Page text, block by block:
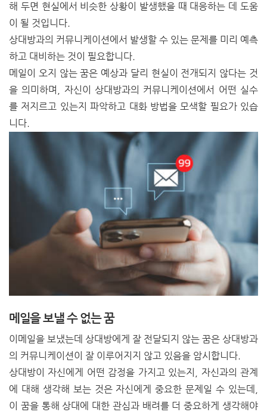
해 두면 현실에서 비슷한 상황이 발생했을 때 대응하는 데 도움
이 될 것입니다.
상대방과의 커뮤니케이션에서 발생할 수 있는 문제를 미리 예측
하고 대비하는 것이 필요합니다.
메일이 오지 않는 꿈은 예상과 달리 현실이 전개되지 않다는 것
을 의미하며, 자신이 상대방과의 커뮤니케이션에서 어떤 실수
를 저지르고 있는지 파악하고 대화 방법을 모색할 필요가 있습
니다.
메일을 보낼 수 없는 꿈
이메일을 보냈는데 상대방에게 잘 전달되지 않는 꿈은 상대방과
의 커뮤니케이션이 잘 이루어지지 않고 있음을 암시합니다.
상대방이 자신에게 어떤 감정을 가지고 있는지, 자신과의 관계
에 대해 생각해 보는 것은 자신에게 중요한 문제일 수 있는데,
이 꿈을 통해 상대에 대한 관심과 배려를 더 중요하게 생각해야